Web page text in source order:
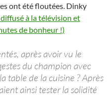
ont été floutées. Dinky
à la télévision et
de bonheur !)
après avoir vu le
du champion avec
table de la cuisine ? Après
ainsi tester la solidité